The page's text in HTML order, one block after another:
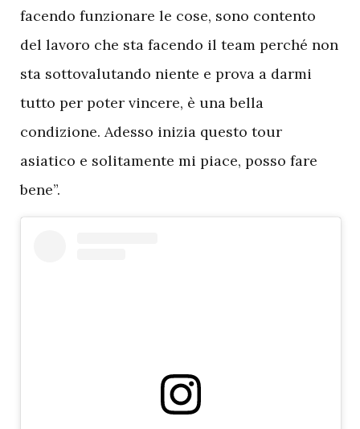
facendo funzionare le cose, sono contento
del lavoro che sta facendo il team perché non
sta sottovalutando niente e prova a darmi
tutto per poter vincere, è una bella
condizione. Adesso inizia questo tour
asiatico e solitamente mi piace, posso fare
bene”.